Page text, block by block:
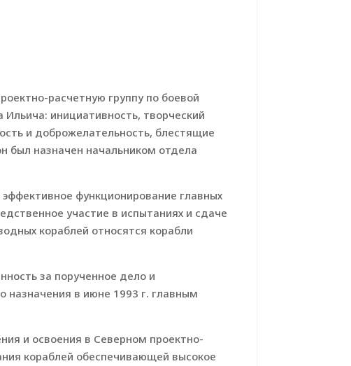
расчетную группу по боевой
инициативность, творческий
и доброжелательность, блестящие
был назначен начальником отдела
функционирование главных
участие в испытаниях и сдаче
кораблей относятся корабли
за порученное дело и
назначения в июне 1993 г. главным
и освоения в Северном проектно-
кораблей обеспечивающей высокое